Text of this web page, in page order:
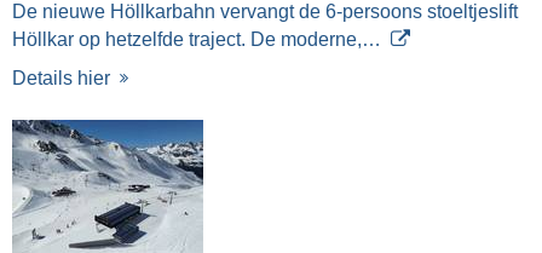
De nieuwe Höllkarbahn vervangt de 6-persoons stoeltjeslift
Höllkar op hetzelfde traject. De moderne,…
Details hier